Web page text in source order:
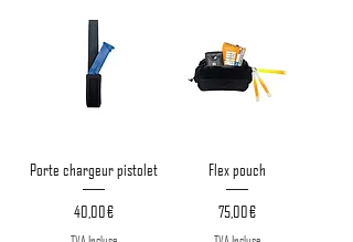
Porte chargeur pistolet
Prix
40,00 €
Flex pouch
Prix
75,00 €